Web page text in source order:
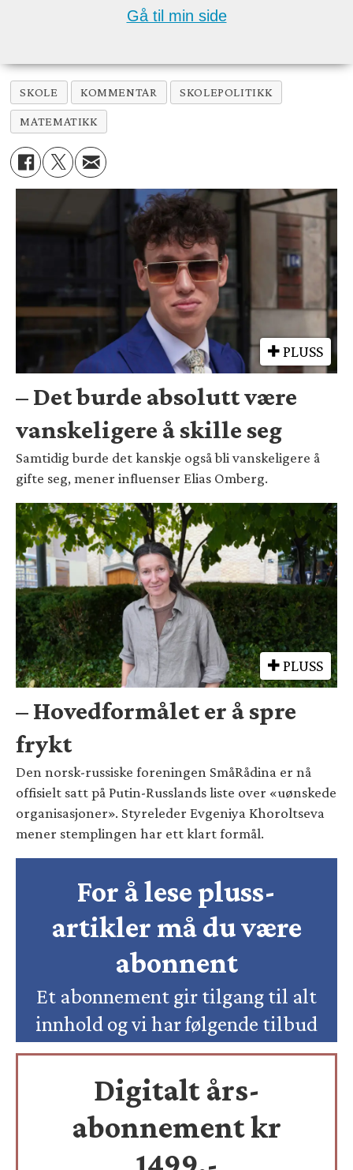
Gå til min side
SKOLE KOMMENTAR SKOLEPOLITIKK
MATEMATIKK
PLUSS
– Det burde absolutt være
vanskeligere å skille seg
Samtidig burde det kanskje også bli vanskeligere å
gifte seg, mener influenser Elias Omberg.
PLUSS
– Hovedformålet er å spre
frykt
Den norsk-russiske foreningen SmåRådina er nå
offisielt satt på Putin-Russlands liste over «uønskede
organisasjoner». Styreleder Evgeniya Khoroltseva
mener stemplingen har ett klart formål.
For å lese pluss-
artikler må du være
abonnent
Et abonnement gir tilgang til alt
innhold og vi har følgende tilbud
Digitalt års-
abonnement kr